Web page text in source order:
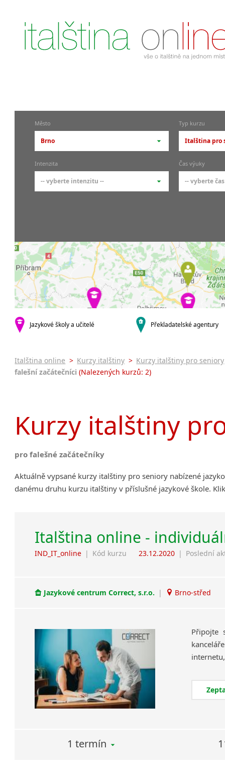
Město
Brno
-- vyberte město --
pražské městské části
Praha 7
Praha 9
Praha 10
krajská města
Brno
Plzeň
malá města podle abecedy
Typ kurzu
Italština pro
-- vyberte
kurzy s
Online
Letní
Intenzita
-- vyberte intenzitu --
9-14 hodin týdně
20 a více hodin týdně
Čas výuky
-- vyberte
Večerní
Noční
Jazykové školy a učitelé Překladatelské agentury
Italština online > Kurzy italštiny > Kurzy italštiny pro seniory
falešní začátečníci (Nalezených kurzů: 2)
Kurzy italštiny
pro falešné začátečníky
Aktuálně vypsané kurzy italštiny pro seniory nabízené
danému druhu kurzu italštiny v příslušné jazykové škole.
Italština online -
IND_IT_online | Kód kurzu 23.12.2020 | Poslední
Jazykové centrum Correct, s.r.o. | Brno-střed
Připojte
1 termín